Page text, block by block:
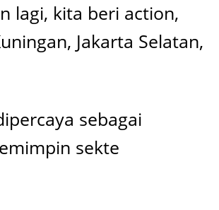
lagi, kita beri action,
Jakarta Selatan,
sebagai
sekte